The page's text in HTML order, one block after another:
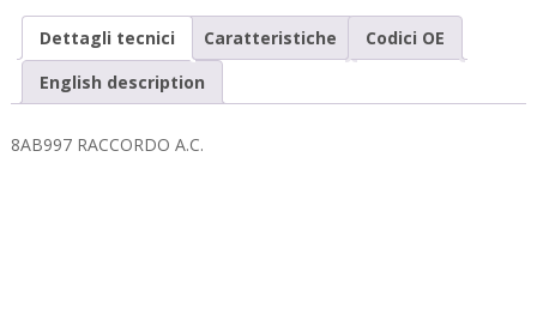
Dettagli tecnici Caratteristiche
Codici OE
English description
8AB997 RACCORDO A.C.